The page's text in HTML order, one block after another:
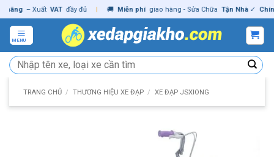
Skip
to
content
– Xuất VAT đầy đủ | 🚚 Miễn phí giao hàng - Sửa Chữa Tận Nhà ✓ Chính
MENU
Tìm
kiếm:
TRANG CHỦ / THƯƠNG HIỆU XE ĐẠP / XE ĐẠP JSXIONG